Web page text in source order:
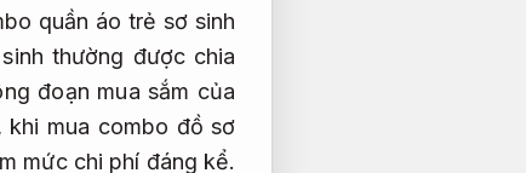
quần áo trẻ sơ sinh
thường được chia
đoạn mua sắm của
khi mua combo đồ sơ
mức chi phí đáng kể.